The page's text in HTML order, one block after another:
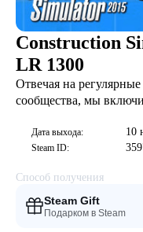
Construction
LR 1300
Отвечая на
сообщества, мы
Construction Simulator
новые машины для
для его перевозки.
Дата выхода: 10
Steam ID:
Способ получения
Steam Gift
Подарком в Steam